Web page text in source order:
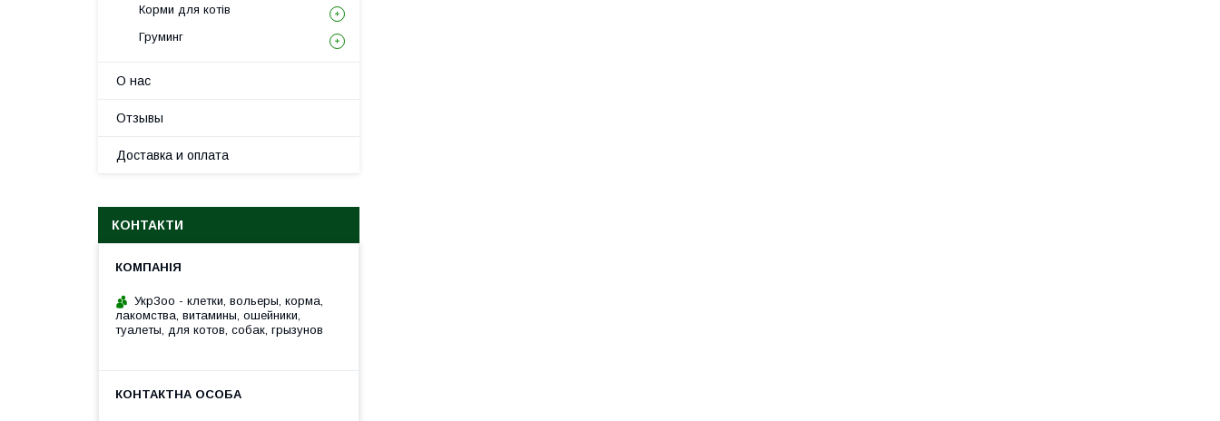
Корми для котів
Груминг
О нас
Отзывы
Доставка и оплата
КОНТАКТИ
УкрЗоо - клетки, вольеры, корма,
лакомства, витамины, ошейники,
туалеты, для котов, собак, грызунов